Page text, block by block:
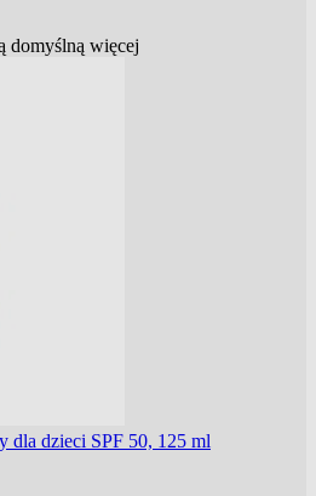
domyślną więcej
dla dzieci SPF 50, 125 ml